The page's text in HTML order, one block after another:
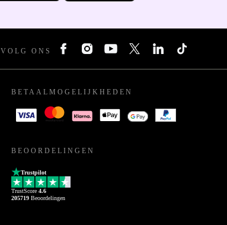
VOLG ONS
BETAALMOGELIJKHEDEN
BEOORDELINGEN
Trustpilot
TrustScore 4.6
205719 Beoordelingen